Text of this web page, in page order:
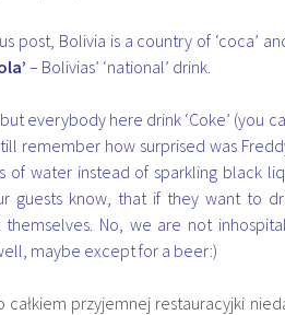
post, Bolivia is a country of ‘coca’
– Bolivias’ ‘national’ drink.
everybody here drink ‘Coke’ (you
remember how surprised was
water instead of sparkling black
guests know, that if they want to
No, we are not
maybe except for a beer:)
całkiem przyjemnej restauracyjki